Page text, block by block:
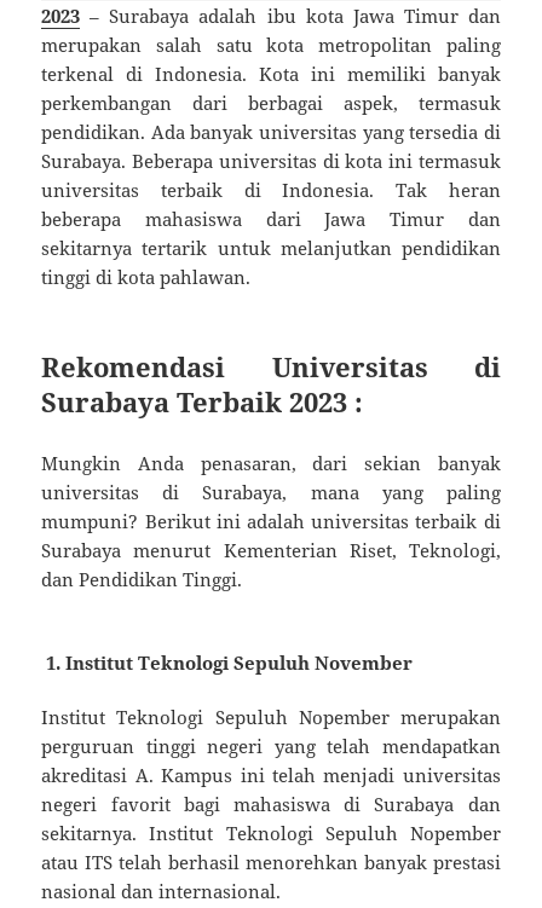
2023 – Surabaya adalah ibu kota Jawa Timur dan
merupakan salah satu kota metropolitan paling
terkenal di Indonesia. Kota ini memiliki banyak
perkembangan dari berbagai aspek, termasuk
pendidikan. Ada banyak universitas yang tersedia di
Surabaya. Beberapa universitas di kota ini termasuk
universitas terbaik di Indonesia. Tak heran
beberapa mahasiswa dari Jawa Timur dan
sekitarnya tertarik untuk melanjutkan pendidikan
tinggi di kota pahlawan.
Rekomendasi Universitas di
Surabaya Terbaik 2023 :
Mungkin Anda penasaran, dari sekian banyak
universitas di Surabaya, mana yang paling
mumpuni? Berikut ini adalah universitas terbaik di
Surabaya menurut Kementerian Riset, Teknologi,
dan Pendidikan Tinggi.
1. Institut Teknologi Sepuluh November
Institut Teknologi Sepuluh Nopember merupakan
perguruan tinggi negeri yang telah mendapatkan
akreditasi A. Kampus ini telah menjadi universitas
negeri favorit bagi mahasiswa di Surabaya dan
sekitarnya. Institut Teknologi Sepuluh Nopember
atau ITS telah berhasil menorehkan banyak prestasi
nasional dan internasional.